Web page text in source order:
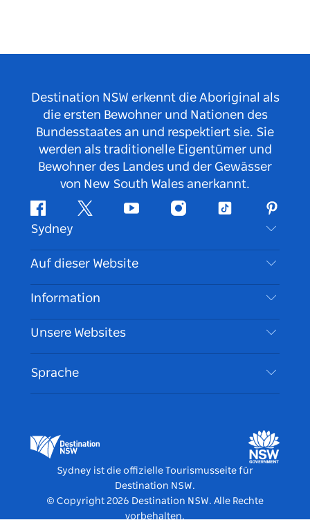
Destination NSW erkennt die Aboriginal als
die ersten Bewohner und Nationen des
Bundesstaates an und respektiert sie. Sie
werden als traditionelle Eigentümer und
Bewohner des Landes und der Gewässer
von New South Wales anerkannt.
FacebookTwitter YouTubeInstagramTikTok
Sydney
Kontaktieren Sie uns
Haftungsausschluss
Cookie Notice
Auf dieser Website
Reiseziele
Aktivitäten
Veranstaltungen
Unterkunft
Information
Reiseinformationen
Barrierefreies Sydney
Tragen Sie Ihr Unternehmen ein
Unsere Websites
Destination NSW Medienzentrum
Vivid Sydney
Sprache
Sydney ist die offizielle Tourismusseite für
Destination NSW.
© Copyright 2026 Destination NSW. Alle Rechte
vorbehalten.